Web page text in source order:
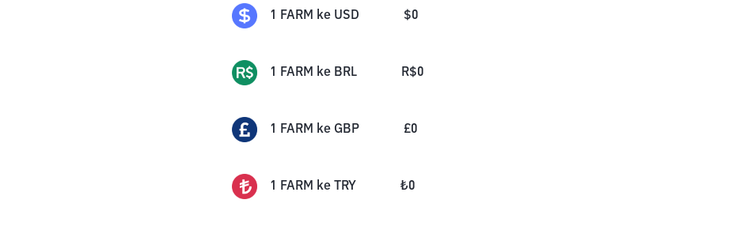
1 FARM ke USD $0
1 FARM ke BRL R$0
1 FARM ke GBP £0
1 FARM ke TRY ₺0